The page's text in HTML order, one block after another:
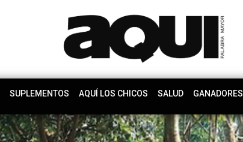
SUPLEMENTOS AQUÍ LOS CHICOS SALUD GANADORES